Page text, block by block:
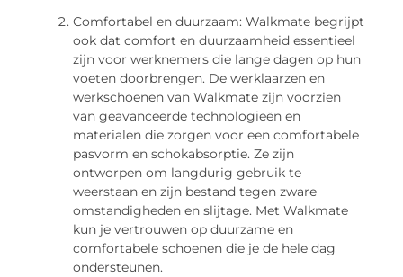
Comfortabel en duurzaam: Walkmate begrijpt
ook dat comfort en duurzaamheid essentieel
zijn voor werknemers die lange dagen op hun
voeten doorbrengen. De werklaarzen en
werkschoenen van Walkmate zijn voorzien
van geavanceerde technologieën en
materialen die zorgen voor een comfortabele
pasvorm en schokabsorptie. Ze zijn
ontworpen om langdurig gebruik te
weerstaan en zijn bestand tegen zware
omstandigheden en slijtage. Met Walkmate
kun je vertrouwen op duurzame en
comfortabele schoenen die je de hele dag
ondersteunen.